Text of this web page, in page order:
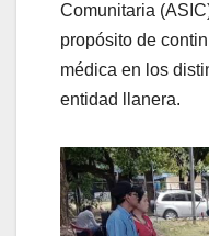
Comunitaria
propósito de
médica en los
entidad llanera.